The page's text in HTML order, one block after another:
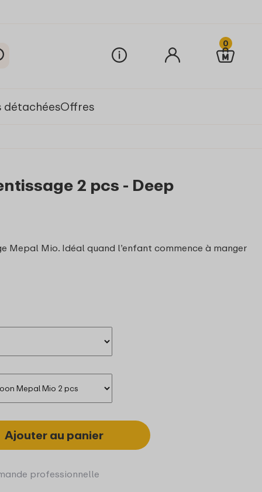
0
détachéesOffres
2 pcs - Deep
Mepal Mio. Idéal quand l’enfant commence à manger
Ajouter au panier
professionnelle